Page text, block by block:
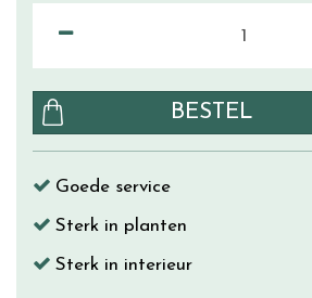
Goede service
Sterk in planten
Sterk in interieur